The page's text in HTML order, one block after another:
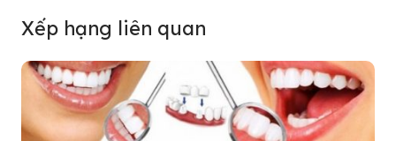
Xếp hạng liên quan